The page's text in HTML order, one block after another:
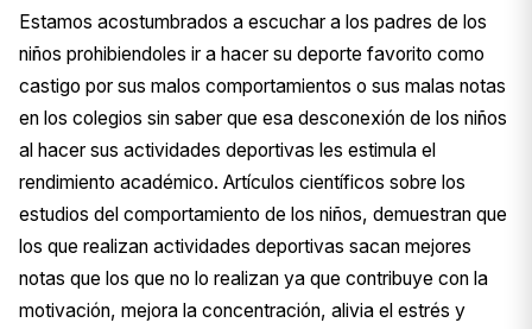
Estamos acostumbrados a escuchar a los padres de los
niños prohibiendoles ir a hacer su deporte favorito como
castigo por sus malos comportamientos o sus malas notas
en los colegios sin saber que esa desconexión de los niños
al hacer sus actividades deportivas les estimula el
rendimiento académico. Artículos científicos sobre los
estudios del comportamiento de los niños, demuestran que
los que realizan actividades deportivas sacan mejores
notas que los que no lo realizan ya que contribuye con la
motivación, mejora la concentración, alivia el estrés y